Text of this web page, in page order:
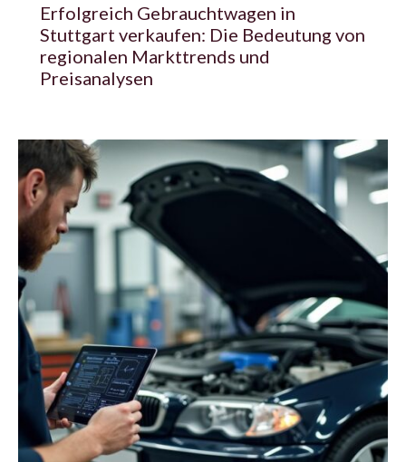
Erfolgreich Gebrauchtwagen in
Stuttgart verkaufen: Die Bedeutung von
regionalen Markttrends und
Preisanalysen